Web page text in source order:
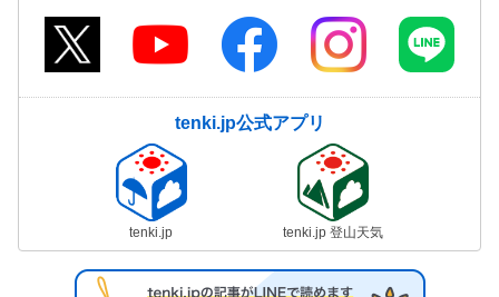
tenki.jp公式アプリ
tenki.jp tenki.jp 登山天気